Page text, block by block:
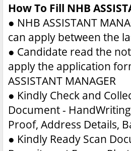
How To Fill NHB
● NHB ASSISTANT
can apply between the
● Candidate read the
apply the application
ASSISTANT MANAGER
● Kindly Check and
Document -
Proof, Address Details,
● Kindly Ready Scan